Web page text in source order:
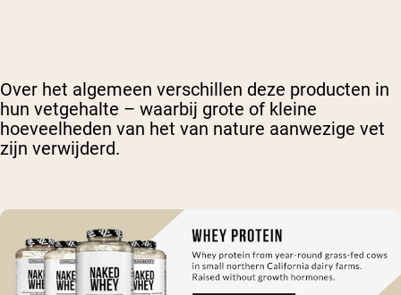
Over het algemeen verschillen deze producten in
hun vetgehalte – waarbij grote of kleine
hoeveelheden van het van nature aanwezige vet
zijn verwijderd.